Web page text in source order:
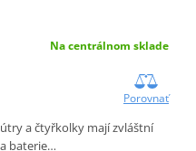
Na centrálnom sklade
Porovnať
a čtyřkolky mají zvláštní
baterie…